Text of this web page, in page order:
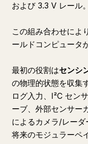
および 3.3 V レール。
この組み合わせによ
ールドコンピュータ
最初の役割はセンシ
の物理的状態を収集
ログ入力、I²C セン
ーブ、外部センサー
によるカメラ/レーダ
将来のモジュラーペ